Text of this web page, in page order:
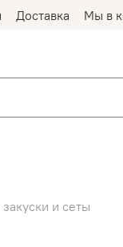
Доставка Мы в
и сеты